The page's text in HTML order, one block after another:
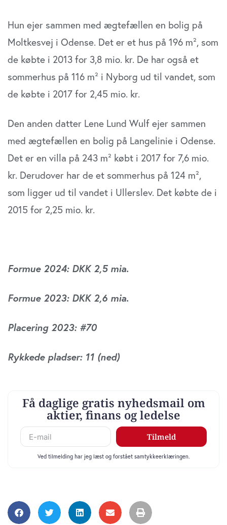
Hun ejer sammen med ægtefællen en bolig på
Moltkesvej i Odense. Det er et hus på 196 m², som
de købte i 2013 for 3,8 mio. kr. De har også et
sommerhus på 116 m² i Nyborg ud til vandet, som
de købte i 2017 for 2,45 mio. kr.
Den anden datter Lene Lund Wulf ejer sammen
med ægtefællen en bolig på Langelinie i Odense.
Det er en villa på 243 m² købt i 2017 for 7,6 mio.
kr. Derudover har de et sommerhus på 124 m²,
som ligger ud til vandet i Ullerslev. Det købte de i
2015 for 2,25 mio. kr.
Formue 2024: DKK 2,5 mia.
Formue 2023: DKK 2,6 mia.
Placering 2023: #70
Rykkede pladser: 11 (ned)